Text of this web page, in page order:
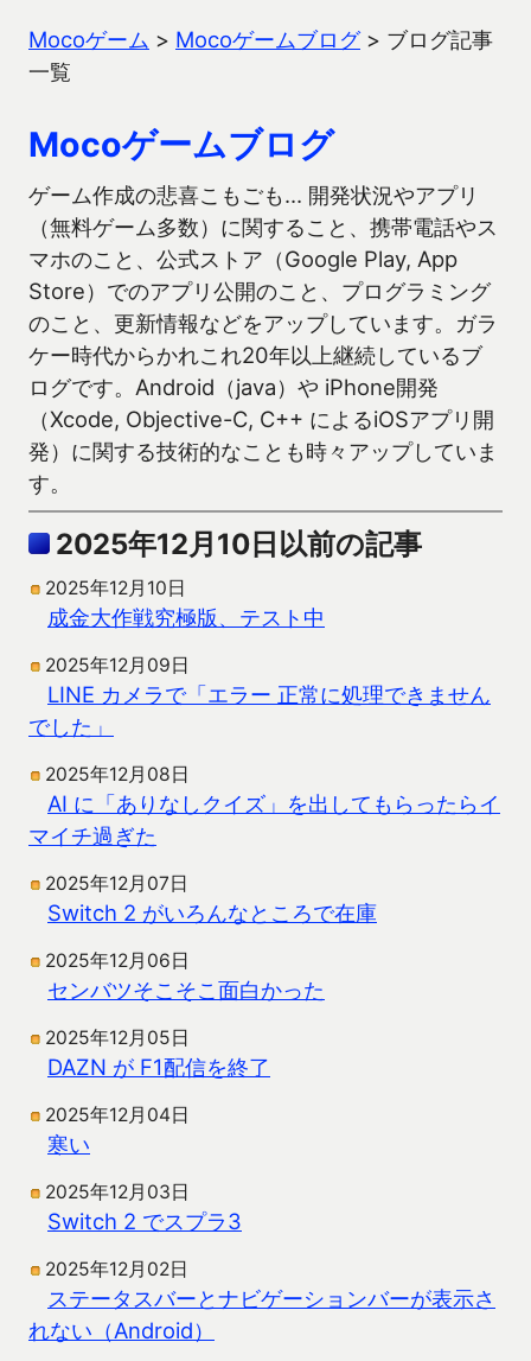
Mocoゲーム > Mocoゲームブログ> ブログ記事
一覧
Mocoゲームブログ
ゲーム作成の悲喜こもごも… 開発状況やアプリ
（無料ゲーム多数）に関すること、携帯電話やス
マホのこと、公式ストア（Google Play, App
Store）でのアプリ公開のこと、プログラミング
のこと、更新情報などをアップしています。ガラ
ケー時代からかれこれ20年以上継続しているブ
ログです。Android（java）や iPhone開発
（Xcode, Objective-C, C++ によるiOSアプリ開
発）に関する技術的なことも時々アップしていま
す。
2025年12月10日以前の記事
2025年12月10日
成金大作戦究極版、テスト中
2025年12月09日
LINE カメラで「エラー 正常に処理できません
でした」
2025年12月08日
AI に「ありなしクイズ」を出してもらったらイ
マイチ過ぎた
2025年12月07日
Switch 2 がいろんなところで在庫
2025年12月06日
センバツそこそこ面白かった
2025年12月05日
DAZN が F1配信を終了
2025年12月04日
寒い
2025年12月03日
Switch 2 でスプラ3
2025年12月02日
ステータスバーとナビゲーションバーが表示さ
れない（Android）